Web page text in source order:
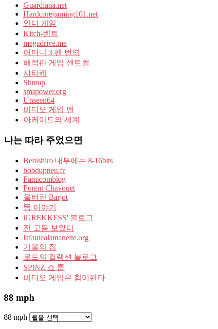
Guardiana.net
Hardcoregaming101.net
인디 게임
Kitch-벤트
megadrive.me
어머니 3 팬 번역
해적판 게임 센트럴
사타케
Shmup
smspower.org
Unseen64
비디오 게임 덴
아케이드의 세계
나는 따라 주었으면
Benishiro 내부에는 8-16bits
bobdupneu.fr
Famicomblog
Forent Chavouet
울버린 Barjot
똥 이야기
iGREKKESS' 블로그
전 고등 보았다
lafautealamanette.org
거울의 집
로드의 컬렉션 블로그
SP!NZ 쇼 룸
비디오 게임은 힘이된다
88 mph
88 mph